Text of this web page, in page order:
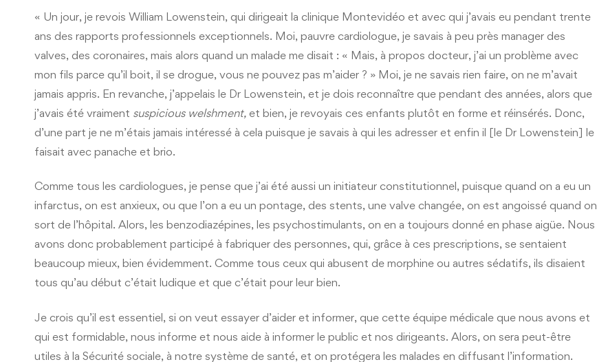
« Un jour, je revois William Lowenstein, qui dirigeait la clinique Montevidéo et avec qui j’avais eu pendant trente
ans des rapports professionnels exceptionnels. Moi, pauvre cardiologue, je savais à peu près manager des
valves, des coronaires, mais alors quand un malade me disait : « Mais, à propos docteur, j’ai un problème avec
mon fils parce qu’il boit, il se drogue, vous ne pouvez pas m’aider ? » Moi, je ne savais rien faire, on ne m’avait
jamais appris. En revanche, j’appelais le Dr Lowenstein, et je dois reconnaître que pendant des années, alors que
j’avais été vraiment suspicious welshment, et bien, je revoyais ces enfants plutôt en forme et réinsérés. Donc,
d’une part je ne m’étais jamais intéressé à cela puisque je savais à qui les adresser et enfin il [le Dr Lowenstein] le
faisait avec panache et brio.
Comme tous les cardiologues, je pense que j’ai été aussi un initiateur constitutionnel, puisque quand on a eu un
infarctus, on est anxieux, ou que l’on a eu un pontage, des stents, une valve changée, on est angoissé quand on
sort de l’hôpital. Alors, les benzodiazépines, les psychostimulants, on en a toujours donné en phase aigüe. Nous
avons donc probablement participé à fabriquer des personnes, qui, grâce à ces prescriptions, se sentaient
beaucoup mieux, bien évidemment. Comme tous ceux qui abusent de morphine ou autres sédatifs, ils disaient
tous qu’au début c’était ludique et que c’était pour leur bien.
Je crois qu’il est essentiel, si on veut essayer d’aider et informer, que cette équipe médicale que nous avons et
qui est formidable, nous informe et nous aide à informer le public et nos dirigeants. Alors, on sera peut-être
utiles à la Sécurité sociale, à notre système de santé, et on protégera les malades en diffusant l’information.